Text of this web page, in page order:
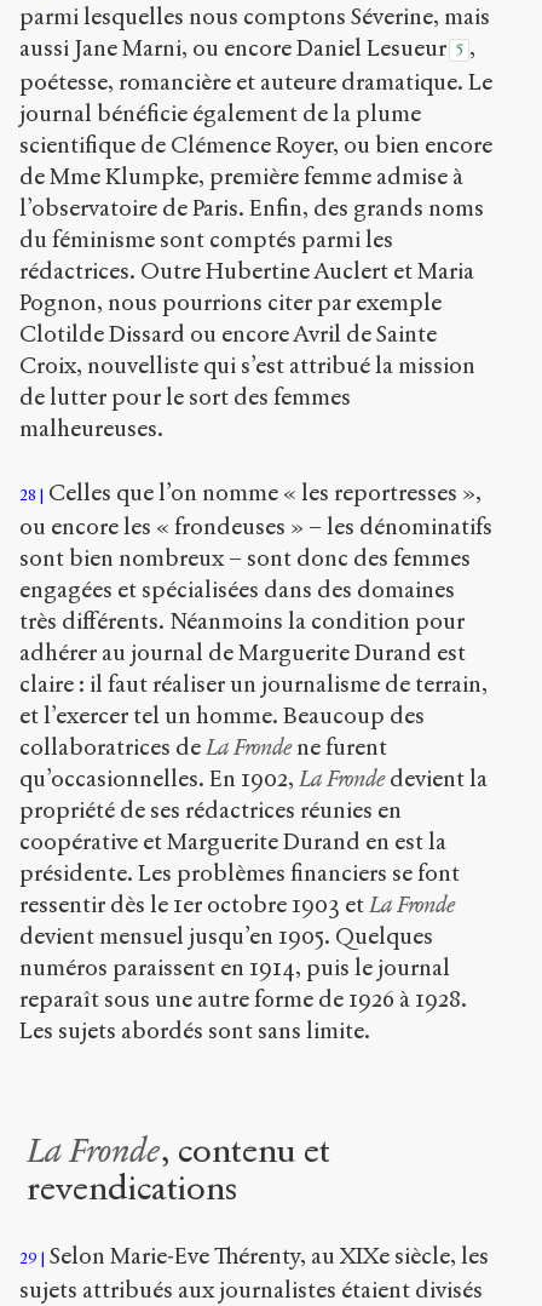
parmi lesquelles nous comptons Séverine, mais
aussi Jane Marni, ou encore Daniel Lesueur 5 ,
poétesse, romancière et auteure dramatique. Le
journal bénéficie également de la plume
scientifique de Clémence Royer, ou bien encore
de Mme Klumpke, première femme admise à
l’observatoire de Paris. Enfin, des grands noms
du féminisme sont comptés parmi les
rédactrices. Outre Hubertine Auclert et Maria
Pognon, nous pourrions citer par exemple
Clotilde Dissard ou encore Avril de Sainte
Croix, nouvelliste qui s’est attribué la mission
de lutter pour le sort des femmes
malheureuses.
28
Celles que l’on nomme « les reportresses »,
ou encore les « frondeuses » – les dénominatifs
sont bien nombreux – sont donc des femmes
engagées et spécialisées dans des domaines
très différents. Néanmoins la condition pour
adhérer au journal de Marguerite Durand est
claire : il faut réaliser un journalisme de terrain,
et l’exercer tel un homme. Beaucoup des
collaboratrices deLa Frondene furent
qu’occasionnelles. En 1902, La Frondedevient la
propriété de ses rédactrices réunies en
coopérative et Marguerite Durand en est la
présidente. Les problèmes financiers se font
ressentir dès le 1er octobre 1903 etLa Fronde
devient mensuel jusqu’en 1905. Quelques
numéros paraissent en 1914, puis le journal
reparaît sous une autre forme de 1926 à 1928.
Les sujets abordés sont sans limite.
La Fronde, contenu et
revendications
29 Selon Marie-Eve Thérenty, au XIXesiècle, les
sujets attribués aux journalistes étaient divisés